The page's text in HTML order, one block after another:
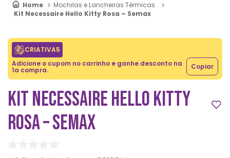
Mochilas e Lancheiras Térmicas
Kit Necessaire Hello Kitty Rosa – Semax
CRIATIVA5
Adicione o cupom no carrinho e ganhe desconto na
1a compra. Copiar
KIT NECESSAIRE HELLO KITTY
ROSA – SEMAX